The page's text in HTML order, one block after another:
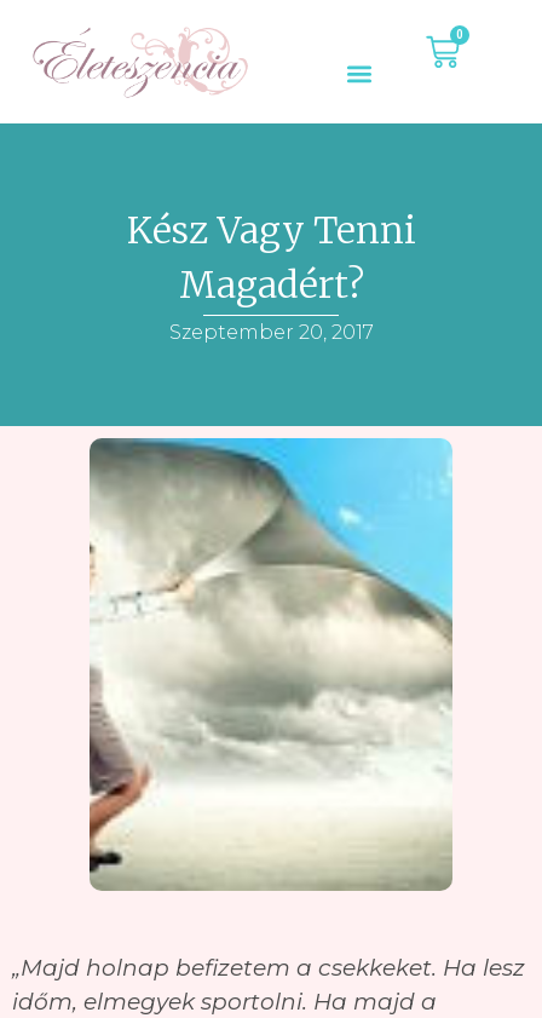
0
Kész Vagy Tenni
Magadért?
Szeptember 20, 2017
„Majd holnap befizetem a csekkeket. Ha lesz
időm, elmegyek sportolni. Ha majd a